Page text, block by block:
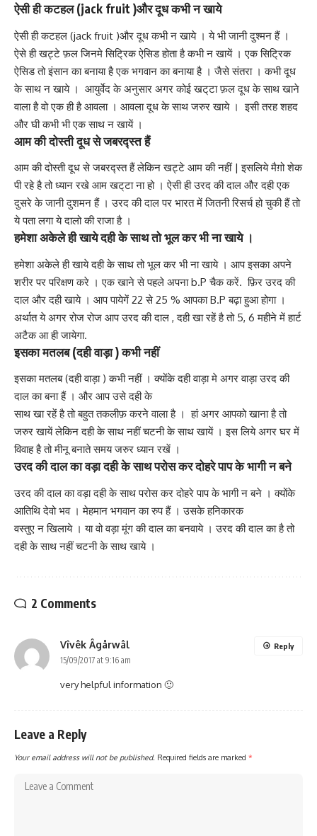
ऐसी ही कटहल (jack fruit )और दूध कभी न खाये
ऐसी ही कटहल (jack fruit )और दूध कभी न खाये । ये भी जानी दुश्मन हैं ।
ऐसे ही खट्टे फ़ल जिनमे सिट्रिक ऐसिड होता है कभी न खायें । एक सिट्रिक
ऐसिड तो इंसान का बनाया है एक भगवान का बनाया है । जैसे संतरा । कभी दूध
के साथ न खाये । आयुर्वेद के अनुसार अगर कोई खट्‌टा फ़ल दूध के साथ खाने
वाला है वो एक ही है आवला । आवला दूध के साथ जरुर खाये । इसी तरह शहद
और घी कभी भी एक साथ न खायें ।
आम की दोस्ती दूध से जबरद्स्त हैं
आम की दोस्ती दूध से जबरद्स्त हैं लेकिन खट्टे आम की नहीं | इसलिये मैग़ो शेक
पी रहे है तो ध्यान रखे आम खट्‌टा ना हो । ऐसी ही उरद की दाल और दही एक
दुसरे के जानी दुशमन हैं । उरद की दाल पर भारत में जितनी रिसर्च हो चुकी हैं तो
ये पता लगा ये दालो की राजा है ।
हमेशा अकेले ही खाये दही के साथ तो भूल कर भी ना खाये ।
हमेशा अकेले ही खाये दही के साथ तो भूल कर भी ना खाये । आप इसका अपने
शरीर पर परिक्षण करे । एक खाने से पहले अपना b.P चैक करें. फ़िर उरद की
दाल और दही खाये । आप पायेगें 22 से 25 % आपका B.P बढ़ा हुआ होगा ।
अर्थात ये अगर रोज रोज आप उरद की दाल , दही खा रहें है तो 5, 6 महीने में हार्ट
अटैक आ ही जायेगा.
इसका मतलब (दही वाड़ा ) कभी नहीं
इसका मतलब (दही वाड़ा ) कभी नहीं । क्योंके दही वाड़ा मे अगर वाड़ा उरद की
दाल का बना हैं । और आप उसे दही के
साथ खा रहें है तो बहुत तकलीफ़ करने वाला है । हां अगर आपको खाना है तो
जरुर खायें लेकिन दही के साथ नहीं चटनी के साथ खायें । इस लिये अगर घर में
विवाह है तो मीनू बनाते समय जरुर ध्यान रखें ।
उरद की दाल का वड़ा दही के साथ परोस कर दोहरे पाप के भागी न बने
उरद की दाल का वड़ा दही के साथ परोस कर दोहरे पाप के भागी न बने । क्योंके
आतिथि देवो भव । मेहमान भगवान का रुप हैं । उसके हनिकारक
वस्तुए न खिलाये । या वो वड़ा मूंग की दाल का बनवाये । उरद की दाल का है तो
दही के साथ नहीं चटनी के साथ खाये ।
2 Comments
Vîvêk Âgårwâl
15/09/2017 at 9:16 am
very helpful information 🙂
Reply
Leave a Reply
Your email address will not be published. Required fields are marked *